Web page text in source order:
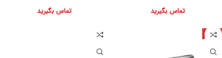
تماس بگیرید تماس بگیرید
چین